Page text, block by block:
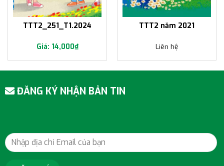
TTT2_251_T1.2024
14,000₫
TTT2 năm 2021
Liên hệ
ĐĂNG KÝ NHẬN BẢN TIN